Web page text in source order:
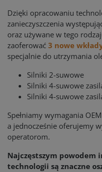
Dzięki opracowaniu
zanieczyszczenia
oraz używane w tego
zaoferować 3 nowe
specjalnie do utrzymania
Silniki 2-suwowe
Silniki 4-suwowe
Silniki 4-suwowe
Spełniamy wymagania
a jednocześnie oferujemy
operatorom.
Najczęstszym powodem
technologii są znaczne